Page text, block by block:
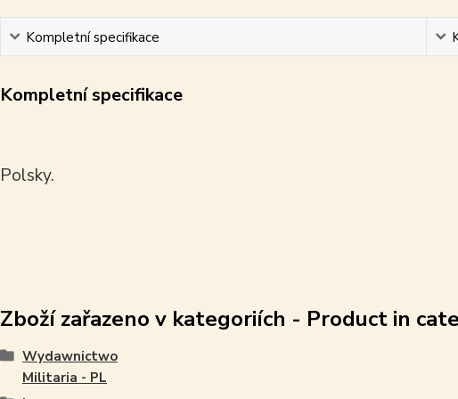
Kompletní specifikace
Kompletní specifikace
Polsky.
Zboží zařazeno v kategoriích - Product in
Wydawnictwo
Militaria - PL